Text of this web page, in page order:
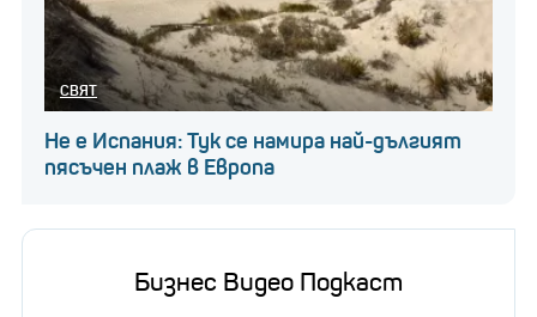
СВЯТ
Не е Испания: Тук се намира най-дългият
пясъчен плаж в Европа
Бизнес Видео Подкаст